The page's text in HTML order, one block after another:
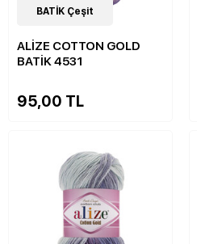
32Çeşit
BATİK Çeşit
ALİZE COTTON GOLD
BATİK 4531
95,00 TL